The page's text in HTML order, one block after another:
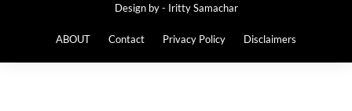
Design by - Iritty Samachar
ABOUT Contact Privacy Policy Disclaimers